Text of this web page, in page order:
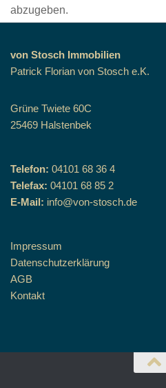
abzugeben.
von Stosch Immobilien
Patrick Florian von Stosch e.K.
Grüne Twiete 60C
25469 Halstenbek
Telefon: 04101 68 36 4
Telefax: 04101 68 85 2
E-Mail: info@von-stosch.de
Impressum
Datenschutzerklärung
AGB
Kontakt